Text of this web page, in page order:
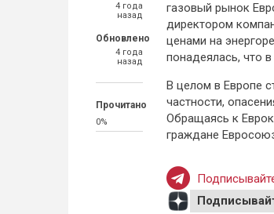
4 года
назад
Обновлено
4 года
назад
Прочитано
0%
газовый рынок
директором
ценами на
понадеялась, что
В целом в Европе
частности,
Обращаясь к
граждане